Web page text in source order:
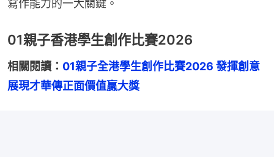
寫作能力的一大關鍵。
01親子香港學生創作比賽2026
相關閱讀： 01親子全港學生創作比賽2026 發揮創意
展現才華傳正面價值贏大獎